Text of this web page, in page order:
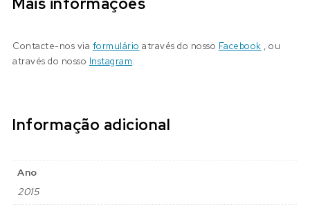
Mais informações
Contacte-nos via formulário através do nosso Facebook , ou
através do nosso Instagram.
Informação adicional
Ano
2015